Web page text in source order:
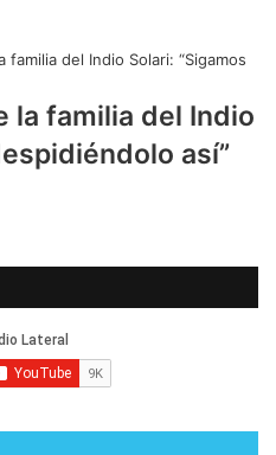
la familia del Indio
así”